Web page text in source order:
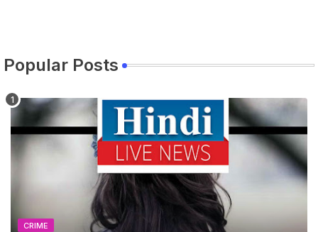
Popular Posts
CRIME